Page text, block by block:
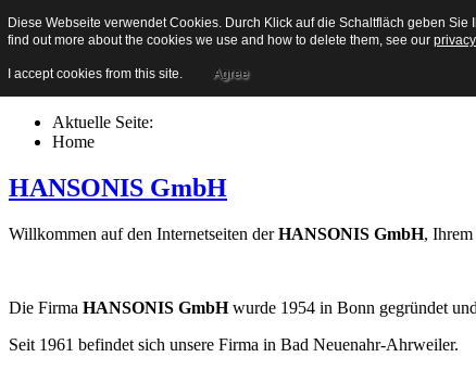
Startseite
Kontakt
Impressum
Aktuelle Seite:
Home
HANSONIS GmbH
Willkommen auf den Internetseiten derHANSONIS GmbH,
Die Firma HANSONIS GmbHwurde 1954 in Bonn gegründet
Seit 1961 befindet sich unsere Firma in Bad Neuenahr-Ahrweiler.
Diese Webseite verwendet Cookies. Durch Klick auf die Schaltfläch geben
find out more about the cookies we use and how to delete them, see our
I accept cookies from this site. Agree